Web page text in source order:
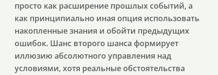
просто как расширение прошлых событий, а
как принципиально иная опция использовать
накопленные знания и обойти предыдущих
ошибок. Шанс второго шанса формирует
иллюзию абсолютного управления над
условиями, хотя реальные обстоятельства